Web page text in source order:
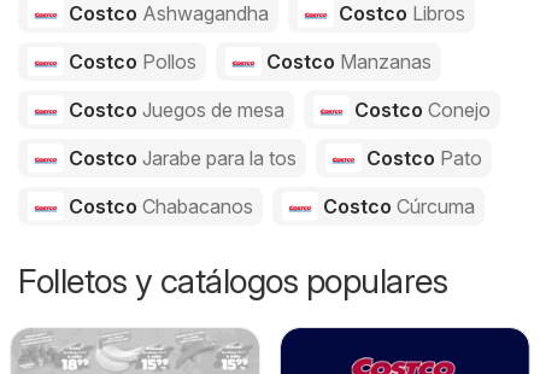
Costco Ashwagandha Costco Libros
Costco Pollos Costco Manzanas
Costco Juegos de mesa Costco Conejo
Costco Jarabe para la tos Costco Pato
Costco Chabacanos Costco Cúrcuma
Folletos y catálogos populares